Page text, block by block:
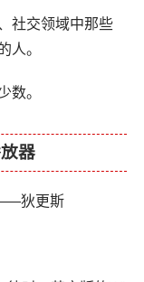
社交领域中那些
人。
数。
器
狄更斯